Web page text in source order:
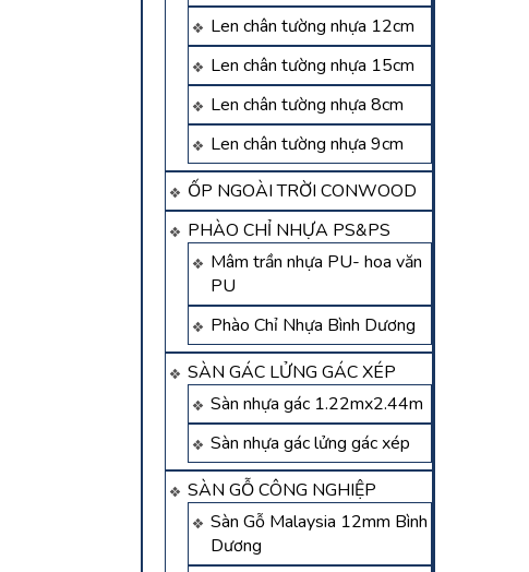
Len chân tường nhựa 12cm
Len chân tường nhựa 15cm
Len chân tường nhựa 8cm
Len chân tường nhựa 9cm
ỐP NGOÀI TRỜI CONWOOD
PHÀO CHỈ NHỰA PS&PS
Mâm trần nhựa PU- hoa văn
PU
Phào Chỉ Nhựa Bình Dương
SÀN GÁC LỬNG GÁC XÉP
Sàn nhựa gác 1.22mx2.44m
Sàn nhựa gác lửng gác xép
SÀN GỖ CÔNG NGHIỆP
Sàn Gỗ Malaysia 12mm Bình
Dương